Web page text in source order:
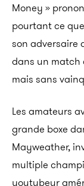
Money »
pourtant ce
son adversaire
dans un match
mais sans
Les amateurs
grande boxe
Mayweather,
multiple
youtubeur